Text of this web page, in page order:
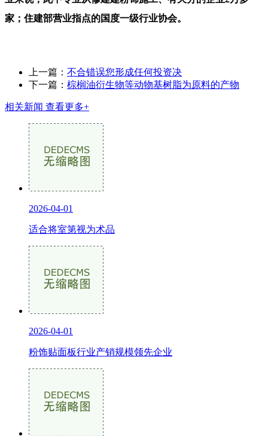
家；住建部营业指点的国度一级行业协会。
上一篇： 不合错误您形成任何投资决
下一篇： 棕榈油衍生物等动物基树脂为原料的产物
相关新闻 查看更多+
2026-04-01
适合将室第视为术品
2026-04-01
粉饰贴面板行业产销规模领先企业